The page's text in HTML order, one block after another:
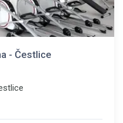
- Čestlice